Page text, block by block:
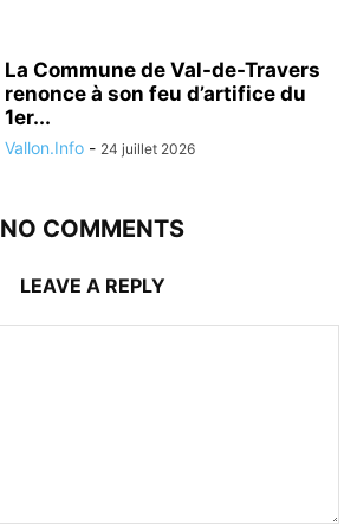
La Commune de Val-de-Travers
renonce à son feu d’artifice du
1er...
Vallon.Info - 24 juillet 2026
NO COMMENTS
LEAVE A REPLY